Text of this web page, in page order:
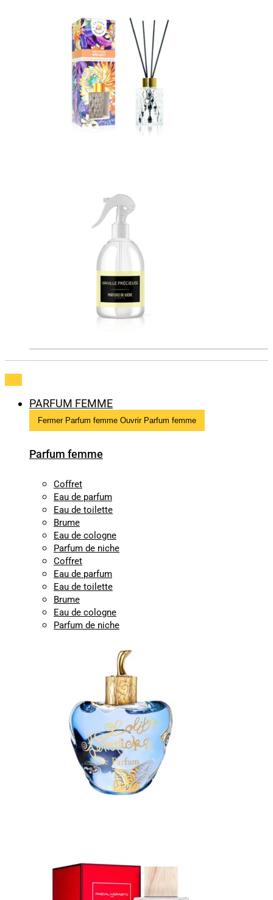
PARFUM FEMME
Fermer Parfum femme Ouvrir Parfum femme
Parfum femme
Coffret
Eau de parfum
Eau de toilette
Brume
Eau de cologne
Parfum de niche
Coffret
Eau de parfum
Eau de toilette
Brume
Eau de cologne
Parfum de niche